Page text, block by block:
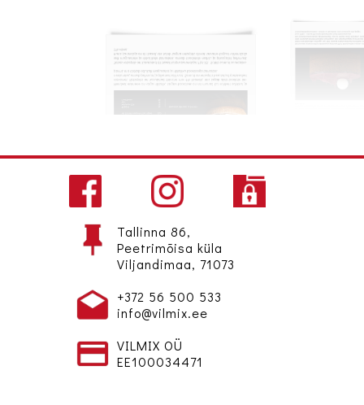
Tallinna 86,
Peetrimõisa küla
Viljandimaa, 71073
+372 56 500 533
info@vilmix.ee
VILMIX OÜ
EE100034471